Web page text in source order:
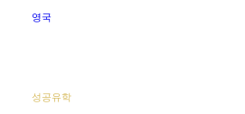
영국
성공유학